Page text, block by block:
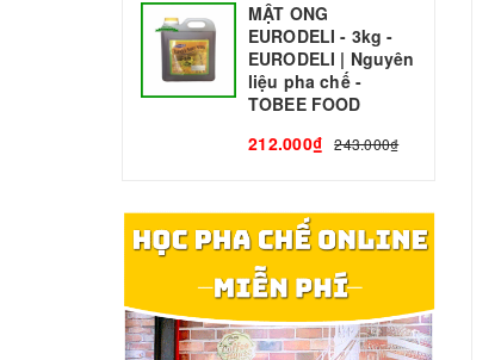
MẬT ONG
EURODELI - 3kg -
EURODELI | Nguyên
liệu pha chế -
TOBEE FOOD
212.000₫
243.000₫